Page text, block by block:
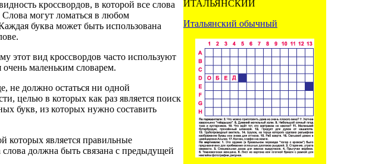
кроссвордов, в которой все слова
могут ломаться в любом
буква может быть использована
этот вид кроссвордов часто используют
очень маленьким словарем.
не должно остаться ни одной
целью в которых как раз является поиск
букв, из которых нужно составить
которых является правильные
должна быть связана с предыдущей
ИТАЛЬЯНСКИЙ
Итальянский обычный